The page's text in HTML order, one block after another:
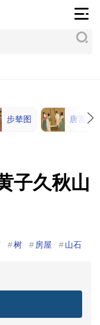
步辇图 唐宫仕
子久秋山
树 房屋 山石